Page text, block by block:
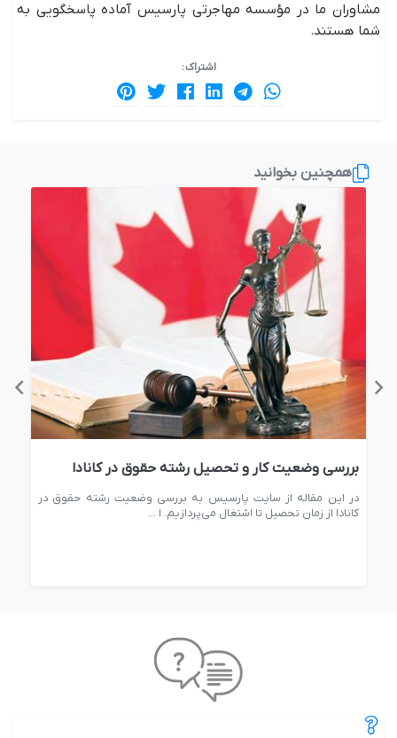
مشاوران ما در مؤسسه مهاجرتی پارسیس آماده پاسخگویی به
شما هستند.
اشتراک :
همچنین بخوانید
بررسی وضعیت کار و تحصیل رشته حقوق در کانادا
در این مقاله از سایت پارسیس به بررسی وضعیت رشته حقوق در
کانادا از زمان تحصیل تا اشتغال می‌پردازیم. ا ...